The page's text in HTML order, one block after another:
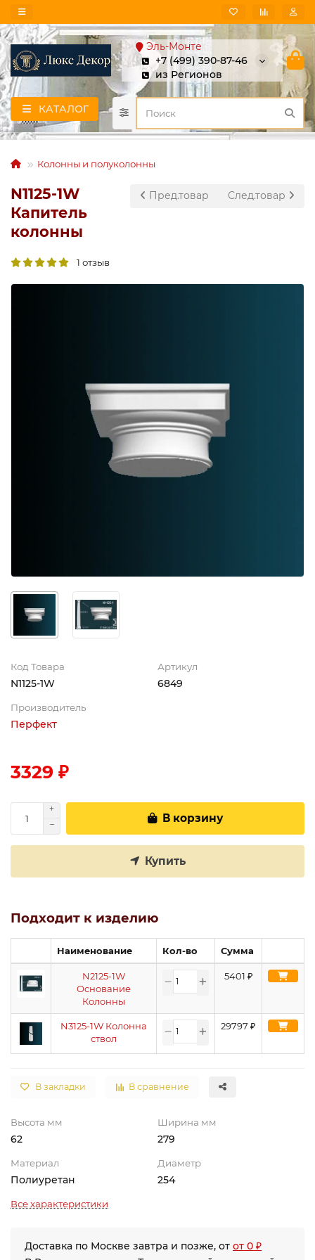
Эль-Монте
+7 (499) 390-87-46
из Регионов
КАТАЛОГ
Колонны и полуколонны
Пред.товар След.товар
N1125-1W
Капитель
колонны
1 отзыв
Код Товара
N1125-1W
Артикул
6849
Производитель
Перфект
3329 ₽
В корзину
Купить
Подходит к изделию
Наименование Кол-во Сумма
N2125-1W
Основание
Колонны
5401 ₽
N3125-1W Колонна
ствол
29797 ₽
В закладки В сравнение
Высота мм
62
Ширина мм
279
Материал
Полиуретан
Диаметр
254
Все характеристики
Доставка по Москве завтра и позже, от от 0 ₽